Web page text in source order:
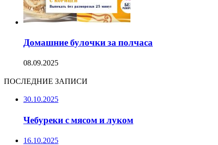
Домашние булочки за полчаса
08.09.2025
ПОСЛЕДНИЕ ЗАПИСИ
30.10.2025
Чебуреки с мясом и луком
16.10.2025